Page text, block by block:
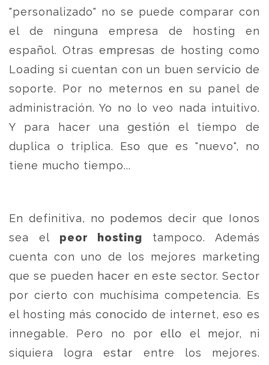
"personalizado" no se puede comparar con
el de ninguna empresa de hosting en
español. Otras empresas de hosting como
Loading si cuentan con un buen servicio de
soporte. Por no meternos en su panel de
administración. Yo no lo veo nada intuitivo.
Y para hacer una gestión el tiempo de
duplica o triplica. Eso que es "nuevo", no
tiene mucho tiempo...
En definitiva, no podemos decir que Ionos
sea el peor hosting tampoco. Además
cuenta con uno de los mejores marketing
que se pueden hacer en este sector. Sector
por cierto con muchísima competencia. Es
el hosting más conocido de internet, eso es
innegable. Pero no por ello el mejor, ni
siquiera logra estar entre los mejores.